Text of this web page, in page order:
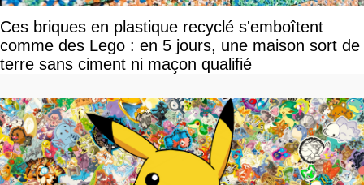
Ces briques en plastique recyclé s'emboîtent
comme des Lego : en 5 jours, une maison sort de
terre sans ciment ni maçon qualifié